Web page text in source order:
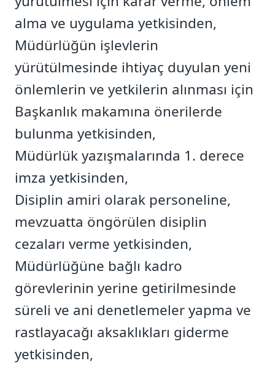
alma ve uygulama yetkisinden,
Müdürlüğün işlevlerin
yürütülmesinde ihtiyaç duyulan yeni
önlemlerin ve yetkilerin alınması için
Başkanlık makamına önerilerde
bulunma yetkisinden,
Müdürlük yazışmalarında 1. derece
imza yetkisinden,
Disiplin amiri olarak personeline,
mevzuatta öngörülen disiplin
cezaları verme yetkisinden,
Müdürlüğüne bağlı kadro
görevlerinin yerine getirilmesinde
süreli ve ani denetlemeler yapma ve
rastlayacağı aksaklıkları giderme
yetkisinden,